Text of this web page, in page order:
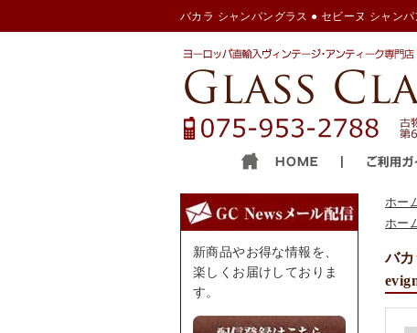
バカラ シャンパングラス ● セビーヌ シャン
新商品やお得な情報を、
楽しくお届けしておりま
す。
ホー
ホー
バ